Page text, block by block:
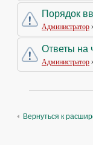
Порядок
Администратор
Ответы на
Администратор
Вернуться к